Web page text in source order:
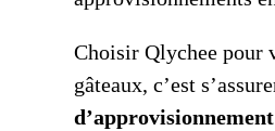
Choisir Qlychee pour
gâteaux, c’est
d’approvisionnement